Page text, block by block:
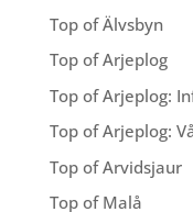
Top of Älvsbyn
Top of Arjeplog
Top of Arjeplog:
Top of Arjeplog:
Top of Arvidsjaur
Top of Malå